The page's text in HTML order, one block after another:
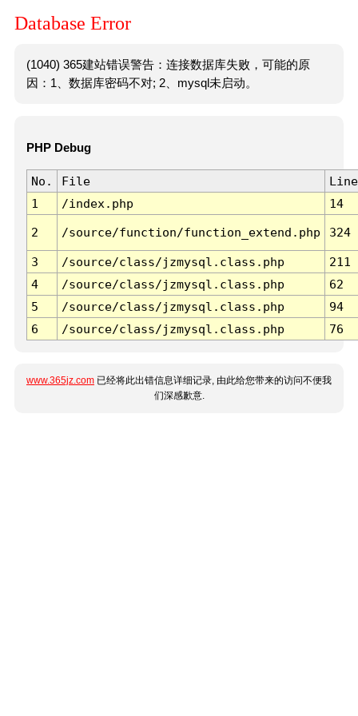
Database Error
(1040) 365建站错误警告：连接数据库失败，可能的原
因：1、数据库密码不对; 2、mysql未启动。
PHP Debug
No. File
Line
1
/index.php 14
2 /source/function/function_extend.php 324
3 /source/class/jzmysql.class.php
211
4
/source/class/jzmysql.class.php
62
5
/source/class/jzmysql.class.php
94
6
/source/class/jzmysql.class.php 76
www.365jz.com 已经将此出错信息详细记录, 由此给您带来的访问不便我
们深感歉意.